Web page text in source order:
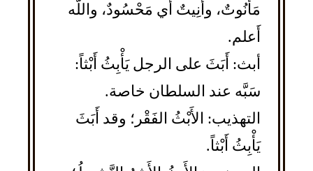
مَأْنُوتٌ، وأَنِيتٌ أَي مَحْسُودٌ، واللَّه
أَعلم.
أبث: أَبَثَ على الرجل يَأْبِثُ أَبْثاً:
سَبَّه عند السلطان خاصة.
التهذيب: الأَبْثُ الفَقْر؛ وقد أَبَثَ
يَأْبِثُ أَبْثاً.